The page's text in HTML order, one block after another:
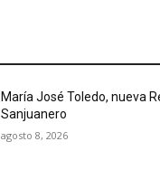
María José Toledo, nueva
Sanjuanero
agosto 8, 2026